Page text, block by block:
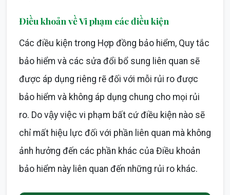
Điều khoản về Vi phạm các điều kiện
Các điều kiện trong Hợp đồng bảo hiểm, Quy tắc
bảo hiểm và các sửa đổi bổ sung liên quan sẽ
được áp dụng riêng rẽ đối với mỗi rủi ro được
bảo hiểm và không áp dụng chung cho mọi rủi
ro. Do vậy việc vi phạm bất cứ điều kiện nào sẽ
chỉ mất hiệu lực đối với phần liên quan mà không
ảnh hưởng đến các phần khác của Điều khoản
bảo hiểm này liên quan đến những rủi ro khác.